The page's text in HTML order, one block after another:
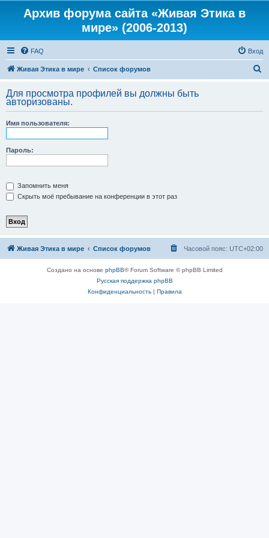
Архив форума сайта «Живая Этика в
мире» (2006-2013)
FAQ Вход
Живая Этика в мире Список форумов
с
Для просмотра профилей вы должны быть
авторизованы.
Имя пользователя:
Пароль:
Запомнить меня
Скрыть моё пребывание на конференции в этот раз
Живая Этика в мире Список форумов Часовой пояс: UTC+02:00
Создано на основе phpBB® Forum Software © phpBB Limited
Русская поддержка phpBB
Конфиденциальность| Правила